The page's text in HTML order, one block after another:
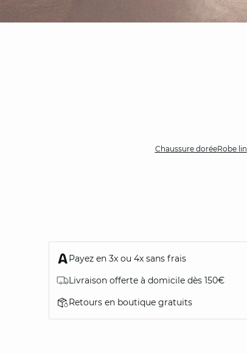
Chaussure doréeRobe lin
Payez en 3x ou 4x sans frais
Livraison offerte à domicile dès 150€
Retours en boutique gratuits